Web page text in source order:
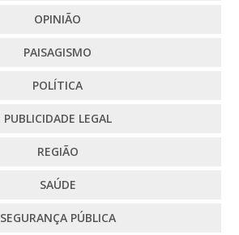
OPINIÃO
PAISAGISMO
POLÍTICA
PUBLICIDADE LEGAL
REGIÃO
SAÚDE
SEGURANÇA PÚBLICA